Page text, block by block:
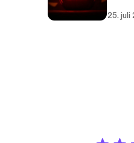
25. juli